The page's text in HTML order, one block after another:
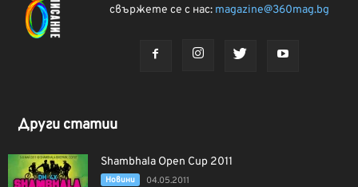
свържете се с нас: magazine@360mag.bg
Други статии
Shambhala Open Cup 2011
Новини 04.05.2011